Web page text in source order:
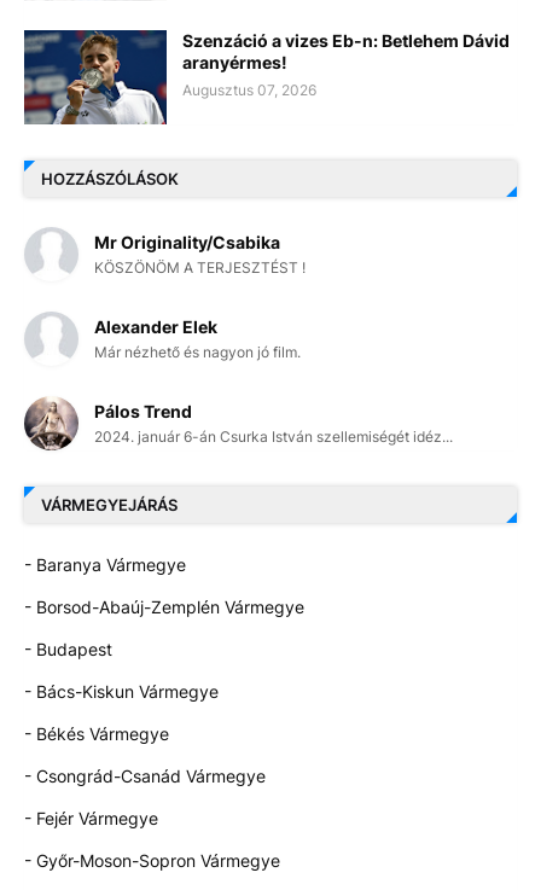
Szenzáció a vizes Eb-n: Betlehem Dávid
aranyérmes!
Augusztus 07, 2026
HOZZÁSZÓLÁSOK
Mr Originality/Csabika
KÖSZÖNÖM A TERJESZTÉST !
Alexander Elek
Már nézhető és nagyon jó film.
Pálos Trend
2024. január 6-án Csurka István szellemiségét idéz...
VÁRMEGYEJÁRÁS
- Baranya Vármegye
- Borsod-Abaúj-Zemplén Vármegye
- Budapest
- Bács-Kiskun Vármegye
- Békés Vármegye
- Csongrád-Csanád Vármegye
- Fejér Vármegye
- Győr-Moson-Sopron Vármegye